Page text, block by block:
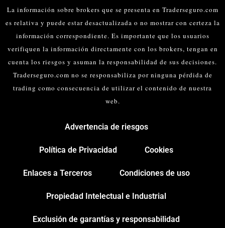
La información sobre brokers que se presenta en Traderseguro.com
es relativa y puede estar desactualizada o no mostrar con certeza la
información correspondiente. Es importante que los usuarios
verifiquen la información directamente con los brokers, tengan en
cuenta los riesgos y asuman la responsabilidad de sus decisiones.
Traderseguro.com no se responsabiliza por ninguna pérdida de
trading como consecuencia de utilizar el contenido de nuestra
web.
Advertencia de riesgos
Política de Privacidad Cookies
Enlaces a Terceros Condiciones de uso
Propiedad Intelectual e Industrial
Exclusión de garantías y responsabilidad